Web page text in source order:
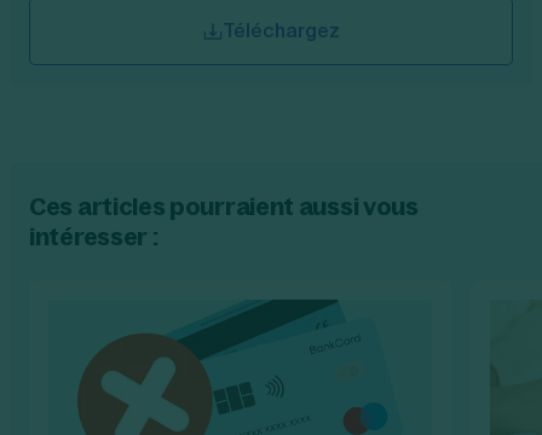
Téléchargez
Ces articles pourraient aussi vous
intéresser :